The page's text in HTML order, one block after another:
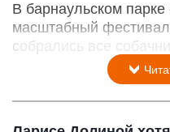
В барнаульском
масштабный
собрались все